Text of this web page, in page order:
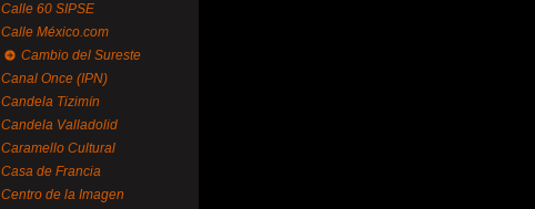
Calle 60 SIPSE
Calle México.com
Cambio del Sureste
Canal Once (IPN)
Candela Tizimín
Candela Valladolid
Caramello Cultural
Casa de Francia
Centro de la Imagen